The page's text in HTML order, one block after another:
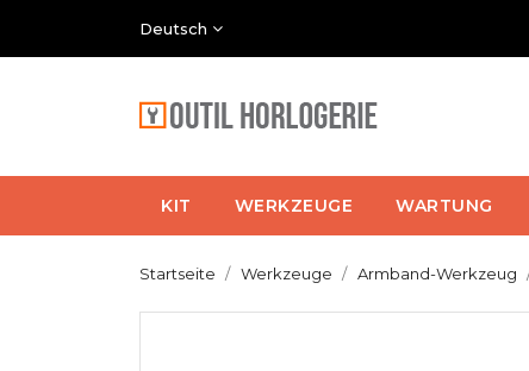
Deutsch
KIT WERKZEUGE WARTUNG
Startseite Werkzeuge Armband-Werkzeug